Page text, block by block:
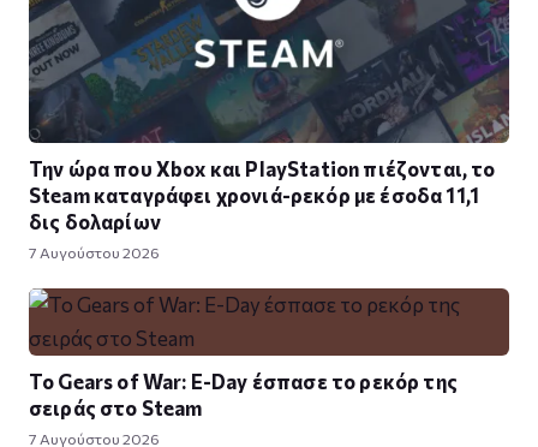
Την ώρα που Xbox και PlayStation πιέζονται, το
Steam καταγράφει χρονιά-ρεκόρ με έσοδα 11,1
δις δολαρίων
7 Αυγούστου 2026
Το Gears of War: E-Day έσπασε το ρεκόρ της
σειράς στο Steam
7 Αυγούστου 2026